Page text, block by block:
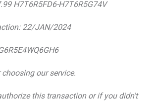
H7T6R5FD6-H7T6R5G74V
22/JAN/2024
our service.
this transaction or if you didn't